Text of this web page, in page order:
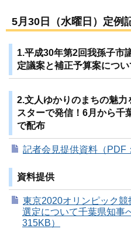
5月30日（水曜日）定例
1.平成30年第2回我孫子
定議案と補正予算案につい
2.文人ゆかりのまちの魅
スターで発信！6月から千
で配布
記者会見提供資料（PDF
資料提供
東京2020オリンピック競
選定について千葉県知事
315KB）